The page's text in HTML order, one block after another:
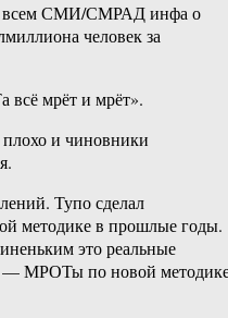
всем СМИ/СМРАД инфа о
человек за
всё мрёт и мрёт».
и чиновники
Тупо сделал
методике в прошлые годы.
это реальные
— МРОТы по новой